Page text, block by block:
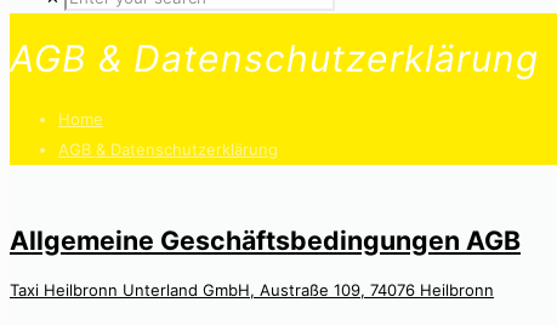
AGB & Datenschutzerklärung
Home
AGB & Datenschutzerklärung
Allgemeine Geschäftsbedingungen AGB
Taxi Heilbronn Unterland GmbH, Austraße 109, 74076 Heilbronn